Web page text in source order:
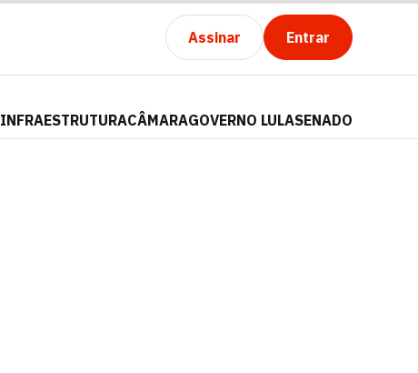
Assinar Entrar
INFRAESTRUTURACÂMARAGOVERNO LULASENADO